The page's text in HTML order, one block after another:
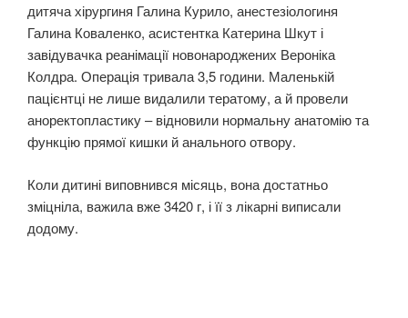
дитяча хірургиня Галина Курило, анестезіологиня
Галина Коваленко, асистентка Катерина Шкут і
завідувачка реанімації новонароджених Вероніка
Колдра. Операція тривала 3,5 години. Маленькій
пацієнтці не лише видалили тератому, а й провели
аноректопластику – відновили нормальну анатомію та
функцію прямої кишки й анального отвору.
Коли дитині виповнився місяць, вона достатньо
зміцніла, важила вже 3420 г, і її з лікарні виписали
додому.